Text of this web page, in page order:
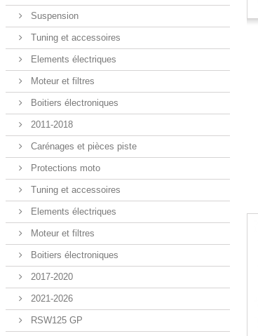
Suspension
Tuning et accessoires
Elements électriques
Moteur et filtres
Boitiers électroniques
2011-2018
Carénages et pièces piste
Protections moto
Tuning et accessoires
Elements électriques
Moteur et filtres
Boitiers électroniques
2017-2020
2021-2026
RSW125 GP